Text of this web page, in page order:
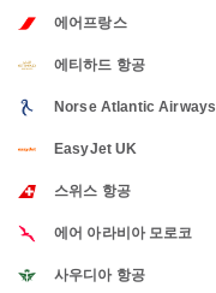
에어프랑스
에티하드 항공
Norse Atlantic Airways
EasyJet UK
스위스 항공
에어 아라비아 모로코
사우디아 항공